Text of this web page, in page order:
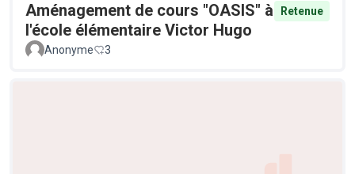
Aménagement de cours "OASIS" à
l'école élémentaire Victor Hugo
Retenue
Anonyme 3